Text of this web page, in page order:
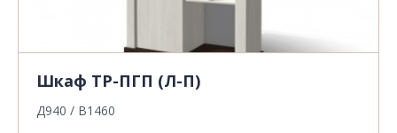
Шкаф ТР-ПГП (Л-П)
Д940 / В1460